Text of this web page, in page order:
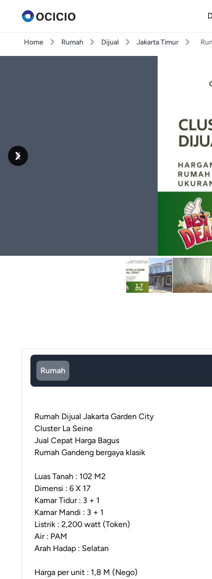
Home Rumah Dijual Jakarta Timur
Previous
Next
Rumah
Rumah Dijual Jakarta Garden City
Cluster La Seine
Jual Cepat Harga Bagus
Rumah Gandeng bergaya klasik
Luas Tanah : 102 M2
Dimensi : 6 X 17
Kamar Tidur : 3 + 1
Kamar Mandi : 3 + 1
Listrik : 2,200 watt (Token)
Air : PAM
Arah Hadap : Selatan
Harga per unit : 1,8 M (Nego)